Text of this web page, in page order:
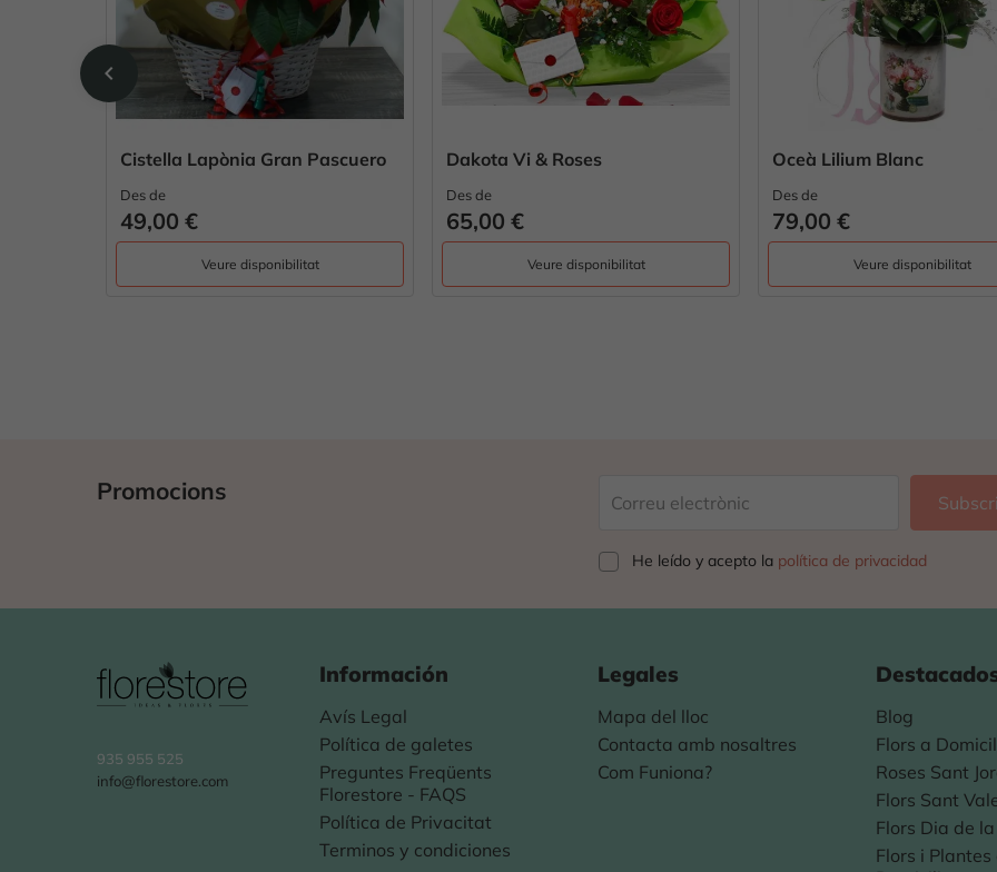
chevron_left
Gran Pascuero Dakota Vi & Roses
65,00 €
Veure disponibilitat
Oceà Lilium Blanc
79,00 €
Veure disponibilitat
Fantasia Lineal i
85,00 €
Veure
Promocions
He leído y acepto la política de privacidad
935 955 525
info@florestore.com
Información
Avís Legal
Política de galetes
Preguntes Freqüents
Florestore - FAQS
Política de Privacitat
Terminos y condiciones
Legales
Mapa del lloc
Contacta amb nosaltres
Com Funiona?
Blog
Flors a
Roses Sant
Flors Sant
Flors Dia de
Flors i